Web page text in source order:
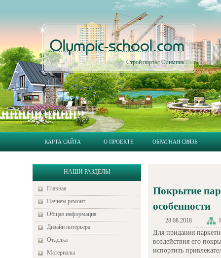
Olympic-school.com
Строй портал Олимпик
КАРТА САЙТА О ПРОЕКТЕ ОБРАТНАЯ СВЯЗЬ
НАШИ РАЗДЕЛЫ
Главная
Начнем ремонт
Общая информация
Дизайн интерьера
Отделка
Материалы
Покрытие
особенности
28.08.2018
Для придания
воздействия его
испортить